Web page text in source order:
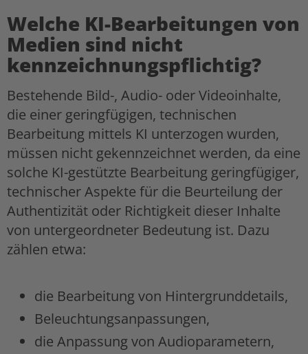
Welche KI-Bearbeitungen von
Medien sind nicht
kennzeichnungspflichtig?
Bestehende Bild-, Audio- oder Videoinhalte,
die einer geringfügigen, technischen
Bearbeitung mittels KI unterzogen wurden,
müssen nicht gekennzeichnet werden, da eine
solche KI-gestützte Bearbeitung geringfügiger,
technischer Aspekte für die Beurteilung der
Authentizität oder Richtigkeit dieser Inhalte
von untergeordneter Bedeutung ist. Dazu
zählen etwa:
die Bearbeitung von Hintergrunddetails,
Beleuchtungsanpassungen,
die Anpassung von Audioparametern,